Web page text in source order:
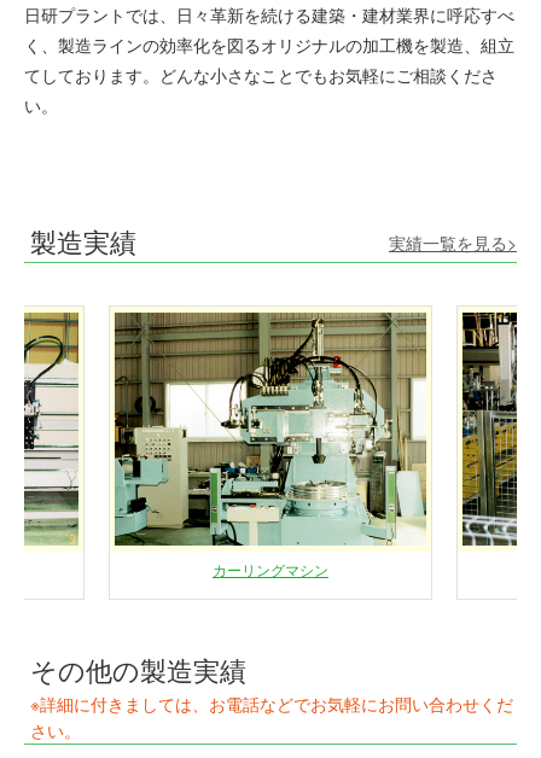
日研プラントでは、日々革新を続ける建築・建材業界に呼応すべ
く、製造ラインの効率化を図るオリジナルの加工機を製造、組立
てしております。どんな小さなことでもお気軽にご相談くださ
い。
製造実績 実績一覧を見る>
カーリングマシン
その他の製造実績
※詳細に付きましては、お電話などでお気軽にお問い合わせくだ
さい。